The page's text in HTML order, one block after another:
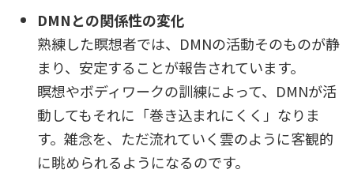
DMNとの関係性の変化
熟練した瞑想者では、DMNの活動そのものが静
まり、安定することが報告されています。
瞑想やボディワークの訓練によって、DMNが活
動してもそれに「巻き込まれにくく」なりま
す。雑念を、ただ流れていく雲のように客観的
に眺められるようになるのです。